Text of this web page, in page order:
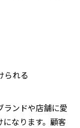
られる
ランドや店舗に愛
なります。顧客